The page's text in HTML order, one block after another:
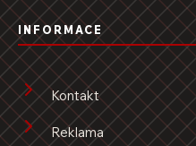
INFORMACE
Kontakt
Reklama